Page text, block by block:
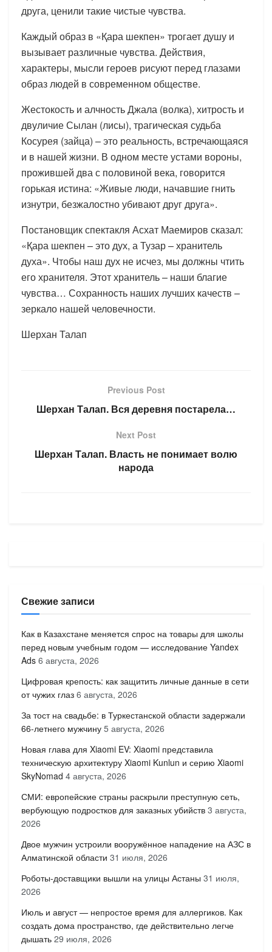
друга, ценили такие чистые чувства.
Каждый образ в «Қара шекпен» трогает душу и
вызывает различные чувства. Действия,
характеры, мысли героев рисуют перед глазами
образ людей в современном обществе.
Жестокость и алчность Джала (волка), хитрость и
двуличие Сылан (лисы), трагическая судьба
Косурея (зайца) – это реальность, встречающаяся
и в нашей жизни. В одном месте устами вороны,
прожившей два с половиной века, говорится
горькая истина: «Живые люди, начавшие гнить
изнутри, безжалостно убивают друг друга».
Постановщик спектакля Асхат Маемиров сказал:
«Қара шекпен – это дух, а Тузар – хранитель
духа». Чтобы наш дух не исчез, мы должны чтить
его хранителя. Этот хранитель – наши благие
чувства… Сохранность наших лучших качеств –
зеркало нашей человечности.
Шерхан Талап
Previous Post
Шерхан Талап. Вся деревня постарела…
Next Post
Шерхан Талап. Власть не понимает волю
народа
Свежие записи
Как в Казахстане меняется спрос на товары для школы
перед новым учебным годом — исследование Yandex
Ads 6 августа, 2026
Цифровая крепость: как защитить личные данные в сети
от чужих глаз 6 августа, 2026
За тост на свадьбе: в Туркестанской области задержали
66-летнего мужчину 5 августа, 2026
Новая глава для Xiaomi EV: Xiaomi представила
техническую архитектуру Xiaomi Kunlun и серию Xiaomi
SkyNomad 4 августа, 2026
СМИ: европейские страны раскрыли преступную сеть,
вербующую подростков для заказных убийств 3 августа,
2026
Двое мужчин устроили вооружённое нападение на АЗС в
Алматинской области 31 июля, 2026
Роботы-доставщики вышли на улицы Астаны 31 июля,
2026
Июль и август — непростое время для аллергиков. Как
создать дома пространство, где действительно легче
дышать 29 июля, 2026